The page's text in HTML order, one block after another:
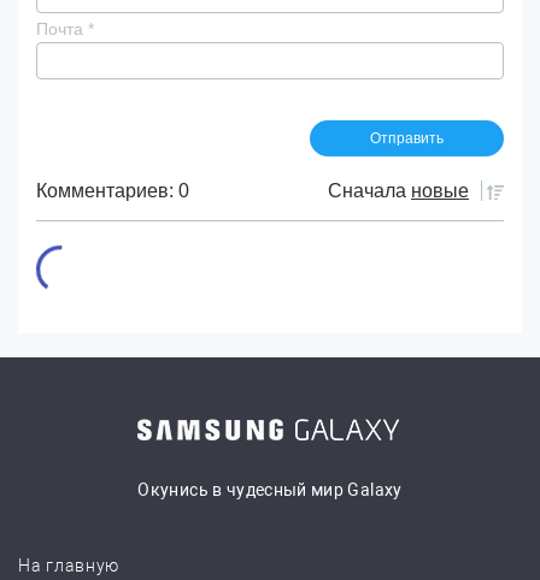
Почта *
Комментариев: 0 Сначала новые
Окунись в чудесный мир Galaxy
На главную